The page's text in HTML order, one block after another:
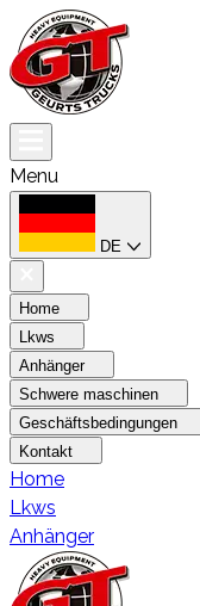
Menu
DE
Home
Lkws
Anhänger
Schwere maschinen
Geschäftsbedingungen
Kontakt
Home
Lkws
Anhänger